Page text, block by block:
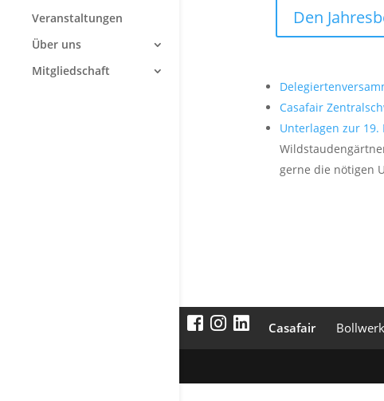
Veranstaltungen
Über uns
Mitgliedschaft
Den
Casafair
Unterlagen zur
gerne die nötigen
Casafair